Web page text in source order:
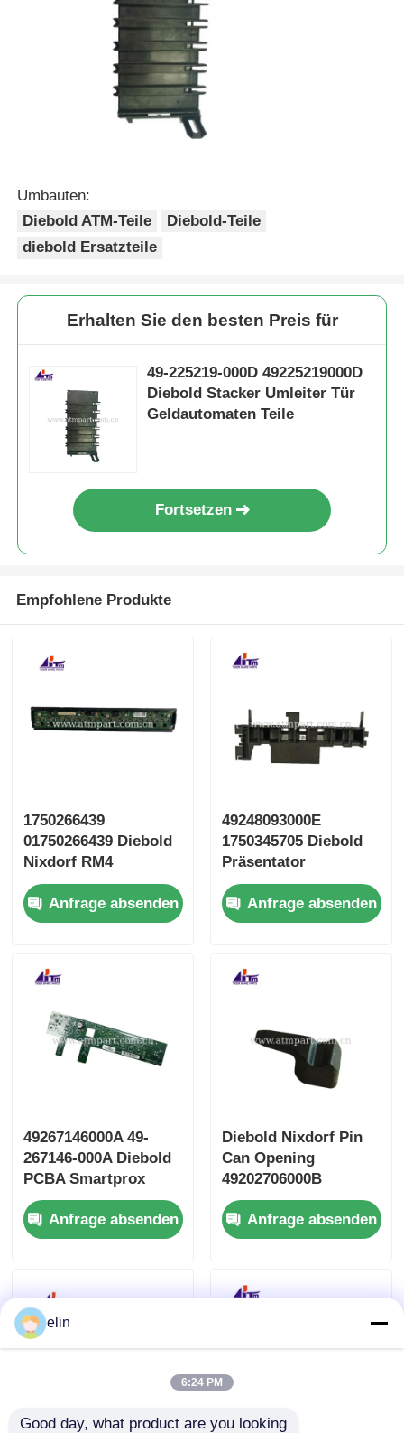
Umbauten:
Diebold ATM-Teile
Diebold-Teile
diebold Ersatzteile
Erhalten Sie den besten Preis für
49-225219-000D 49225219000D
Diebold Stacker Umleiter Tür
Geldautomaten Teile
Fortsetzen
Empfohlene Produkte
1750266439
01750266439 Diebold
Nixdorf RM4
Bandsensor
Bewegungsgeräte
Anfrage absenden
49248093000E
1750345705 Diebold
Präsentator
Schlagplatte
Geldautomaten Teile
Anfrage absenden
49267146000A 49-
267146-000A Diebold
PCBA Smartprox
Tastatur 2.0
Anfrage absenden
Diebold Nixdorf Pin
Can Opening
49202706000B
49202706000D
49202706000E
Anfrage absenden
elin
6:24 PM
Good day, what product are you looking